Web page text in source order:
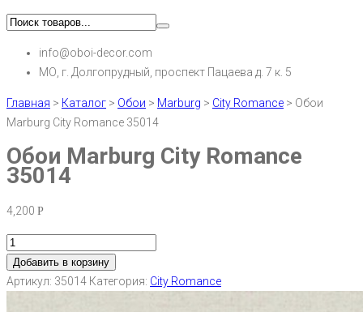
info@oboi-decor.com
МО, г. Долгопрудный, проспект Пацаева д. 7 к. 5
Главная > Каталог > Обои > Marburg > City Romance > Обои
Marburg City Romance 35014
Обои Marburg City Romance
35014
4,200 Р
Добавить в корзину
Артикул: 35014 Категория: City Romance